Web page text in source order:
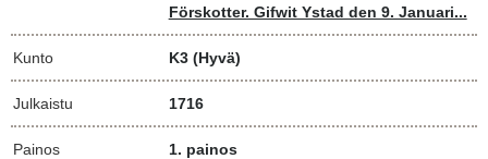
Förskotter. Gifwit Ystad den 9. Januari...
Kunto K3 (Hyvä)
Julkaistu 1716
Painos 1. painos